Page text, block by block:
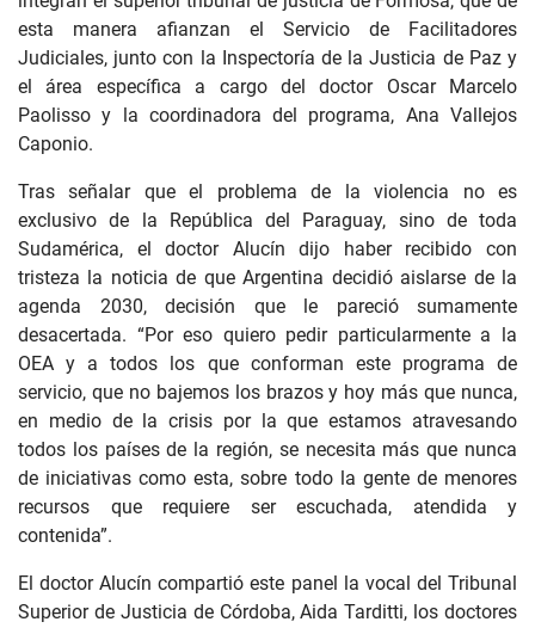
esta manera afianzan el Servicio de Facilitadores
Judiciales, junto con la Inspectoría de la Justicia de Paz y
el área específica a cargo del doctor Oscar Marcelo
Paolisso y la coordinadora del programa, Ana Vallejos
Caponio.
Tras señalar que el problema de la violencia no es
exclusivo de la República del Paraguay, sino de toda
Sudamérica, el doctor Alucín dijo haber recibido con
tristeza la noticia de que Argentina decidió aislarse de la
agenda 2030, decisión que le pareció sumamente
desacertada. “Por eso quiero pedir particularmente a la
OEA y a todos los que conforman este programa de
servicio, que no bajemos los brazos y hoy más que nunca,
en medio de la crisis por la que estamos atravesando
todos los países de la región, se necesita más que nunca
de iniciativas como esta, sobre todo la gente de menores
recursos que requiere ser escuchada, atendida y
contenida”.
El doctor Alucín compartió este panel la vocal del Tribunal
Superior de Justicia de Córdoba, Aida Tarditti, los doctores